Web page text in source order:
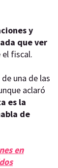
y
que ver
el fiscal.
una de las
aclaró
es la
de
en